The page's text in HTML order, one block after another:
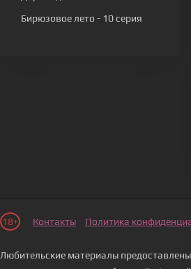
Бирюзовое лето - 10 серия
18+ Контакты Политика
Любительские материалы